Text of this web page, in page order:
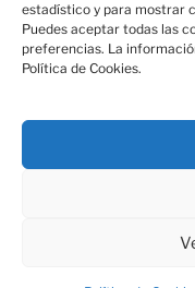
estadístico y para mostrar
Puedes aceptar todas las
preferencias. La
Política de Cookies.